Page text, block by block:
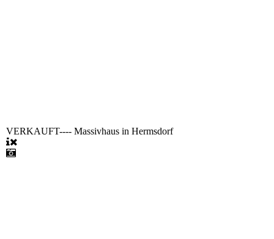
VERKAUFT---- Massivhaus in Hermsdorf